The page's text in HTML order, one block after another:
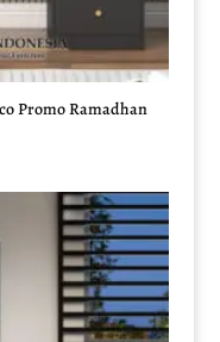
Promo Ramadhan